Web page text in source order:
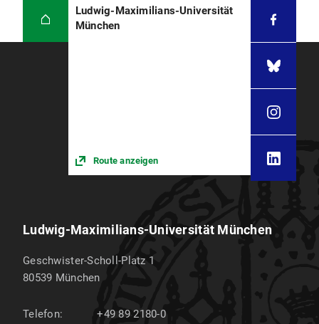
Ludwig-Maximilians-Universität
München
Route anzeigen
Ludwig-Maximilians-Universität München
Geschwister-Scholl-Platz 1
80539 München
Telefon:
+49 89 2180-0